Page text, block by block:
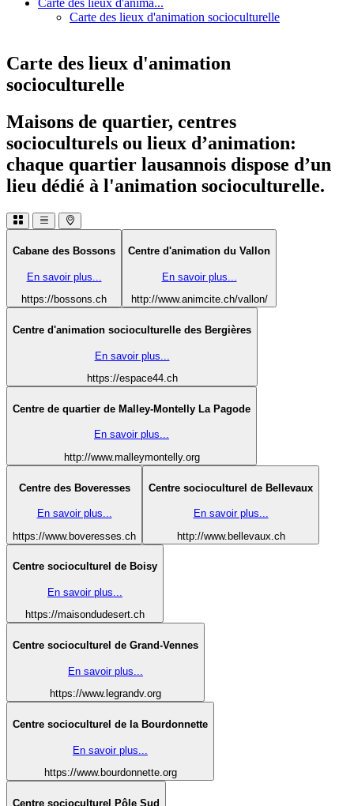
Carte des lieux d'animation socioculturelle
Carte des lieux d'animation
socioculturelle
Maisons de quartier, centres
socioculturels ou lieux d’animation:
chaque quartier lausannois dispose d’un
lieu dédié à l'animation socioculturelle.
Cabane des Bossons
En savoir plus...
https://bossons.ch
Centre d'animation du Vallon
En savoir plus...
http://www.animcite.ch/vallon/
Centre d'animation socioculturelle des Bergières
En savoir plus...
https://espace44.ch
Centre de quartier de Malley-Montelly La Pagode
En savoir plus...
http://www.malleymontelly.org
Centre des Boveresses
En savoir plus...
https://www.boveresses.ch
Centre socioculturel de Bellevaux
En savoir plus...
http://www.bellevaux.ch
Centre socioculturel de Boisy
En savoir plus...
https://maisondudesert.ch
Centre socioculturel de Grand-Vennes
En savoir plus...
https://www.legrandv.org
Centre socioculturel de la Bourdonnette
En savoir plus...
https://www.bourdonnette.org
Centre socioculturel Pôle Sud